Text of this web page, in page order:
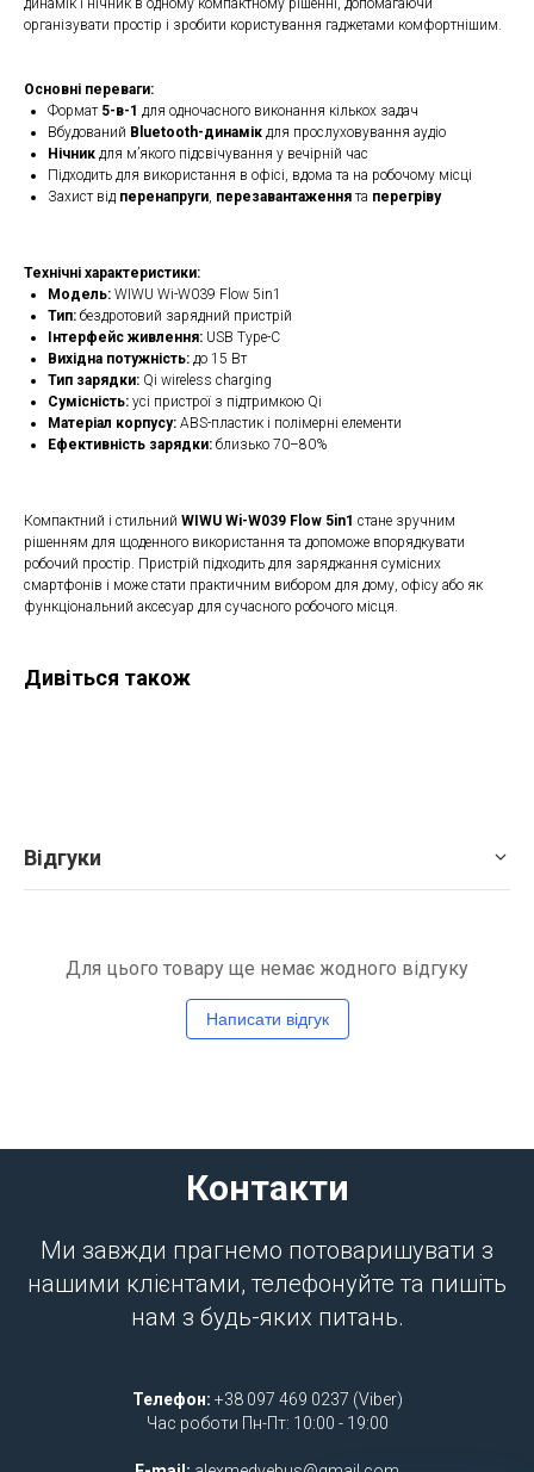
організувати простір і зробити користування гаджетами комфортнішим.
Основні переваги:
Формат 5-в-1 для одночасного виконання кількох задач
Вбудований Bluetooth-динамік для прослуховування аудіо
Нічник для м’якого підсвічування у вечірній час
Підходить для використання в офісі, вдома та на робочому місці
Захист від перенапруги перезавантаження та перегріву
Технічні характеристики:
Модель: WIWU Wi-W039 Flow 5in1
Тип: бездротовий зарядний пристрій
Інтерфейс живлення: USB Type-C
Вихідна потужність: до 15 Вт
Тип зарядки: Qi wireless charging
Сумісність: усі пристрої з підтримкою Qi
Матеріал корпусу: ABS-пластик і полімерні елементи
Ефективність зарядки: близько 70–80%
Компактний і стильний WIWU Wi-W039 Flow 5in1 стане зручним
рішенням для щоденного використання та допоможе впорядкувати
робочий простір. Пристрій підходить для заряджання сумісних
смартфонів і може стати практичним вибором для дому, офісу або як
функціональний аксесуар для сучасного робочого місця.
Дивіться також
Відгуки
Для цього товару ще немає жодного відгуку
Написати відгук
Контакти
Ми завжди прагнемо потоваришувати з
нашими клієнтами, телефонуйте та пишіть
нам з будь-яких питань.
Телефон: +38 097 469 0237 (Viber)
Час роботи Пн-Пт: 10:00 - 19:00